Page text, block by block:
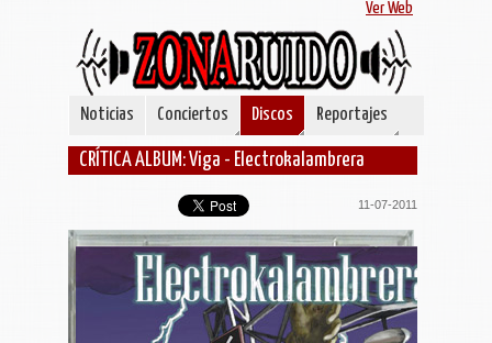
Ver Web
Noticias Conciertos Discos Reportajes
CRÍTICA ALBUM: Viga - Electrokalambrera
11-07-2011